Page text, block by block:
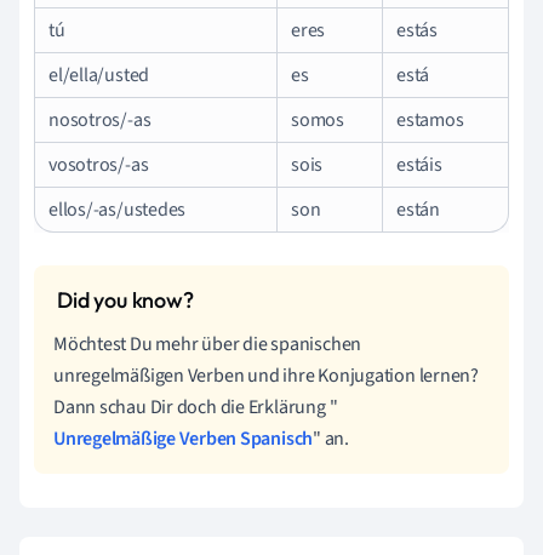
tú
eres
estás
el/ella/usted
es
está
nosotros/-as
somos
estamos
vosotros/-as
sois
estáis
ellos/-as/ustedes
son están
Möchtest Du mehr über die spanischen
unregelmäßigen Verben und ihre Konjugation lernen?
Dann schau Dir doch die Erklärung "
Unregelmäßige Verben Spanisch" an.